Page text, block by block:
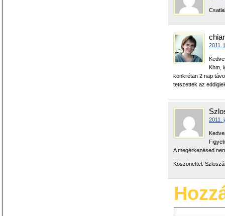
2011.
Khm,
konkrétan 2 nap
tetszettek az
2011.
A megérkezésed
Köszönettel: